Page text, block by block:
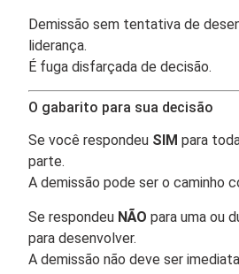
Demissão sem tentativa de
liderança.
É fuga disfarçada de decisão.
O gabarito para sua decisão
Se você respondeu SIM para
parte.
A demissão pode ser o caminho
Se respondeu NÃO para uma ou
para desenvolver.
A demissão não deve ser